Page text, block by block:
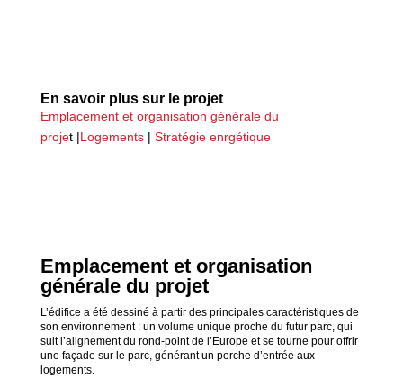
En savoir plus sur le projet
Emplacement et organisation générale du
projet |Logements| Stratégie enrgétique
Emplacement et organisation
générale du projet
L’édifice a été dessiné à partir des principales caractéristiques de
son environnement : un volume unique proche du futur parc, qui
suit l’alignement du rond-point de l’Europe et se tourne pour offrir
une façade sur le parc, générant un porche d’entrée aux
logements.